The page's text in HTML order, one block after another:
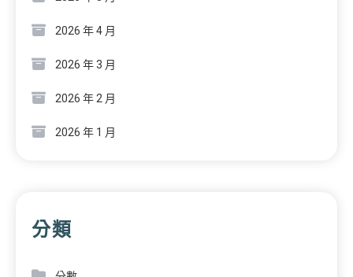
2026 年 4 月
2026 年 3 月
2026 年 2 月
2026 年 1 月
分類